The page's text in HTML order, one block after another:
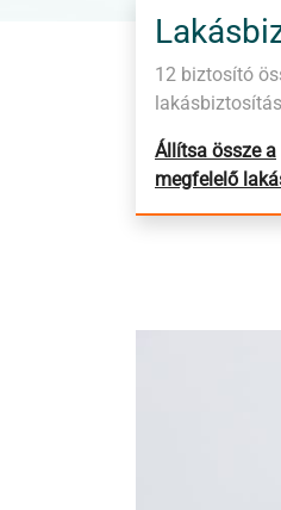
12 biztosító
Állítsa össze a
megfelelő